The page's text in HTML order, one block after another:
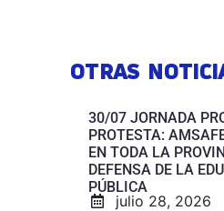
OTRAS
30/07 JORNADA
PROTESTA:
EN TODA LA
DEFENSA DE LA
PÚBLICA
julio 28, 2026